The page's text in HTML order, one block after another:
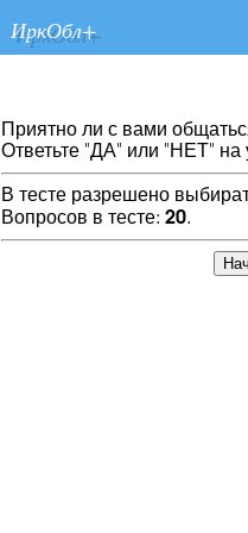
ИркОбл+
Приятно ли с вами
Ответьте "ДА" или "НЕТ" на
В тесте разрешено
Вопросов в тесте: 20.